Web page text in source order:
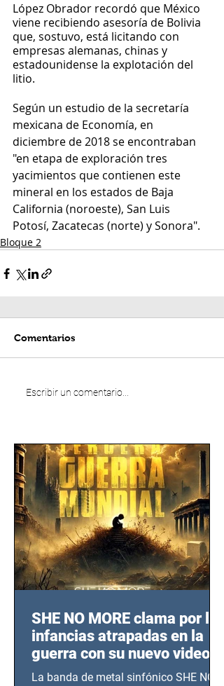
López Obrador recordó que México
viene recibiendo asesoría de Bolivia
que, sostuvo, está licitando con
empresas alemanas, chinas y
estadounidense la explotación del
litio.
Según un estudio de la secretaría
mexicana de Economía, en
diciembre de 2018 se encontraban
"en etapa de exploración tres
yacimientos que contienen este
mineral en los estados de Baja
California (noroeste), San Luis
Potosí, Zacatecas (norte) y Sonora".
Bloque 2
Comentarios
Escribir un comentario...
SHE NO MORE clama por las
infancias atrapadas en la
guerra con su nuevo video
TERCERA GUERRA
La banda de metal sinfónico SHE NO